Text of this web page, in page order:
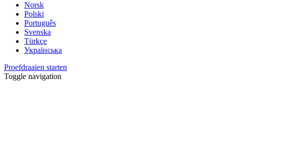
Norsk
Polski
Português
Svenska
Türkçe
Українська
Proefdraaien starten
Toggle navigation